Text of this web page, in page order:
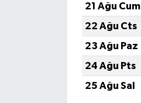
21 Ağu Cum
22 Ağu Cts
23 Ağu Paz
24 Ağu Pts
25 Ağu Sal